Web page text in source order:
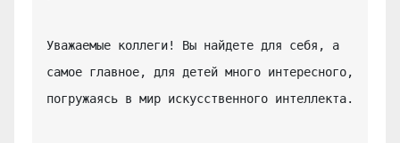
Уважаемые коллеги! Вы найдете для себя, а
самое главное, для детей много интересного,
погружаясь в мир искусственного интеллекта.